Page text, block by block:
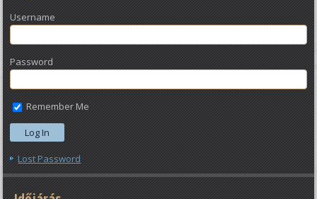
Username
Password
Remember Me
Lost Password